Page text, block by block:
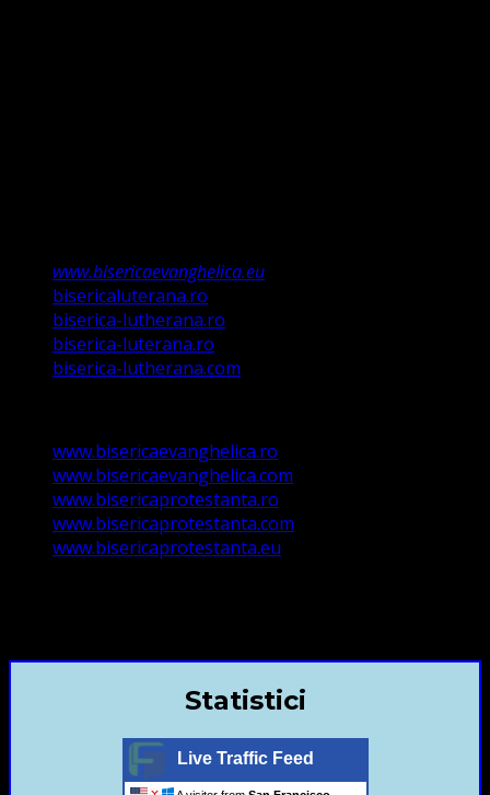
www.bisericaevanghelica.eu
bisericaluterana.ro
biserica-lutherana.ro
biserica-luterana.ro
biserica-lutherana.com
www.bisericaevanghelica.ro
www.bisericaevanghelica.com
www.bisericaprotestanta.ro
www.bisericaprotestanta.com
www.bisericaprotestanta.eu
Statistici
Live Traffic Feed